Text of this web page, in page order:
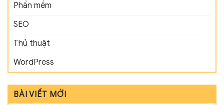
Phần mềm
SEO
Thủ thuật
WordPress
BÀI VIẾT MỚI